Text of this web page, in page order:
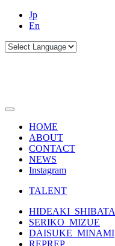
Jp
En
HOME
ABOUT
CONTACT
NEWS
Instagram
TALENT
HIDEAKI_SHIBATA
SERIKO_MIZUE
DAISUKE_MINAMI
REPREP